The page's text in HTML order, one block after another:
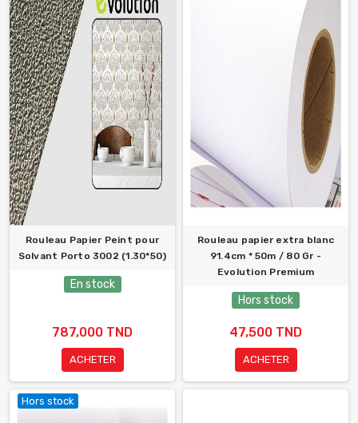
Rouleau Papier Peint pour
Solvant Porto 3002 (1.30*50)
En stock
787,000 TND
ACHETER
Rouleau papier extra blanc
91.4cm * 50m / 80 Gr -
Evolution Premium
Hors stock
47,500 TND
ACHETER
Hors stock